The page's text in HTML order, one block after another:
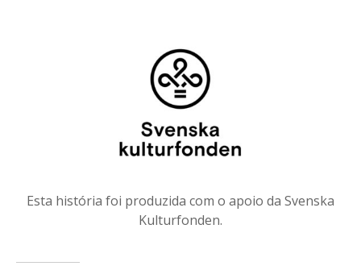
Esta história foi produzida com o apoio da Svenska
Kulturfonden.